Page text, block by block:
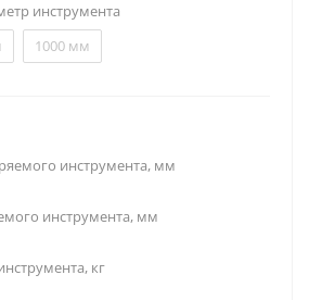
инструмента
1000 мм
инструмента, мм
инструмента, мм
кг